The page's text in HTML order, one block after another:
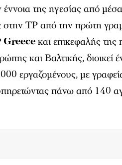
έννοια της ηγεσίας από
στην TP από την πρώτη
Greeceκαι επικεφαλής της
και Βαλτικής, διοικεί
εργαζομένους, με
πάνω από 140